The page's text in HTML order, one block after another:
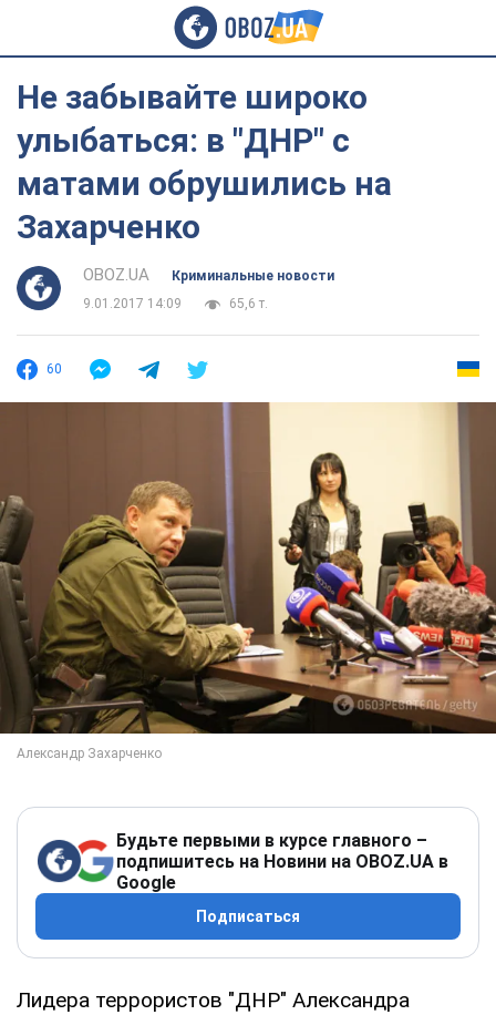
Не забывайте широко
улыбаться: в "ДНР" с
матами обрушились на
Захарченко
OBOZ.UA
Криминальные новости
9.01.2017 14:09
65,6 т.
60
Будьте первыми в курсе главного –
подпишитесь на Новини на OBOZ.UA в
Google
Подписаться
Лидера террористов "ДНР" Александра